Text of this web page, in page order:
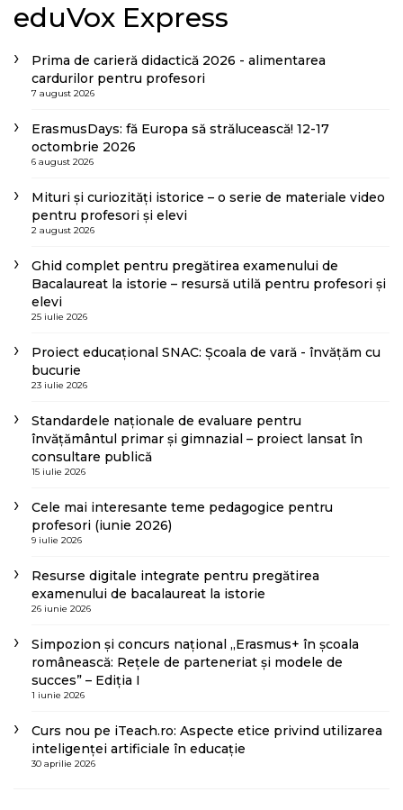
eduVox Express
Prima de carieră didactică 2026 - alimentarea
cardurilor pentru profesori
7 august 2026
ErasmusDays: fă Europa să strălucească! 12-17
octombrie 2026
6 august 2026
Mituri și curiozități istorice – o serie de materiale video
pentru profesori și elevi
2 august 2026
Ghid complet pentru pregătirea examenului de
Bacalaureat la istorie – resursă utilă pentru profesori și
elevi
25 iulie 2026
Proiect educațional SNAC: Școala de vară - învățăm cu
bucurie
23 iulie 2026
Standardele naționale de evaluare pentru
învățământul primar și gimnazial – proiect lansat în
consultare publică
15 iulie 2026
Cele mai interesante teme pedagogice pentru
profesori (iunie 2026)
9 iulie 2026
Resurse digitale integrate pentru pregătirea
examenului de bacalaureat la istorie
26 iunie 2026
Simpozion și concurs național „Erasmus+ în școala
românească: Rețele de parteneriat și modele de
succes” – Ediția I
1 iunie 2026
Curs nou pe iTeach.ro: Aspecte etice privind utilizarea
inteligenței artificiale în educație
30 aprilie 2026